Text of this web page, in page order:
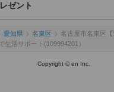
ゼント
愛知県 名東区
名古屋市名東区
生活サポート(109994201）
Copyright © en Inc.